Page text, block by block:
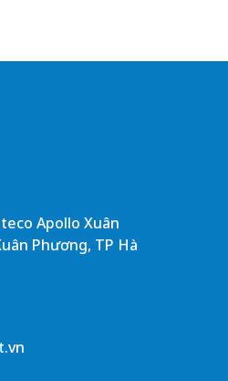
Apollo Xuân
Phương, TP Hà